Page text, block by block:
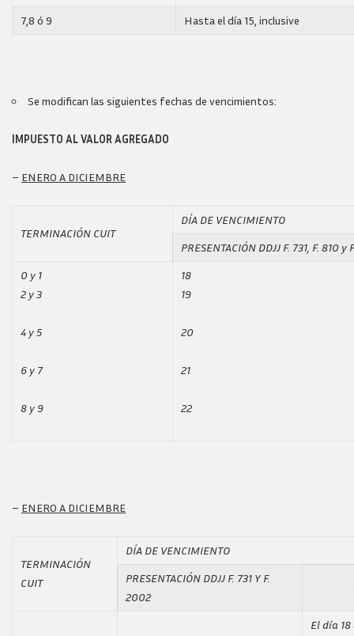
7,8 ó 9 Hasta el día 15, inclusive
Se modifican las siguientes fechas de vencimientos:
IMPUESTO AL VALOR AGREGADO
– ENERO A DICIEMBRE
TERMINACIÓN CUIT
DÍA DE VENCIMIENTO
PRESENTACIÓN DDJJ F. 731, F. 810 y
0 y 1
2 y 3
4 y 5
6 y 7
8 y 9
18
19
20
21
22
– ENERO A DICIEMBRE
TERMINACIÓN
CUIT
DÍA DE VENCIMIENTO
PRESENTACIÓN DDJJ F. 731 Y F.
2002
El día